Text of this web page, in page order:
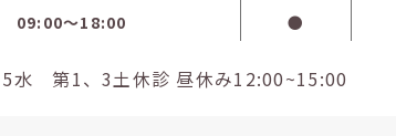
09:00〜18:00 ●
水 第1、3土休診 昼休み12:00~15:00